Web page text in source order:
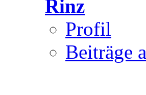
Rinz
Profil
Beiträge